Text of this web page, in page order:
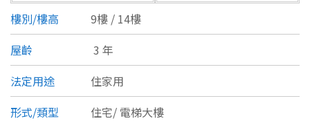
宜蘭縣
桃園市
新竹市
新竹縣
類型(可複選)
不拘 公寓 電梯大樓 套房
別墅 透天厝 樓中樓 華廈
樓別/樓高
9樓 / 14樓
屋齡
3 年
法定用途
住家用
形式/類型
住宅/ 電梯大樓